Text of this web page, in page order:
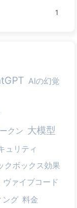
1
AIの幻覚
クン 大模型
ュリティ
クボックス効果
ヴァイブコード
ング 料金